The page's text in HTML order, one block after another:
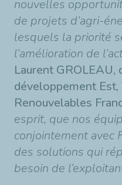
nouvelles
de projets d’agri-
lesquels la priorité
l’amélioration de
Laurent
développement
Renouvelables
esprit, que nos
conjointement avec
des solutions qui
besoin de